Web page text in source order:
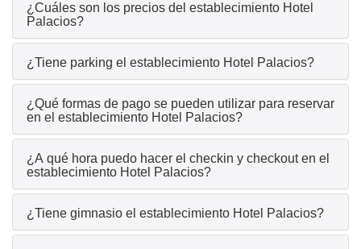
¿Cuáles son los precios del establecimiento Hotel
Palacios?
¿Tiene parking el establecimiento Hotel Palacios?
¿Qué formas de pago se pueden utilizar para reservar
en el establecimiento Hotel Palacios?
¿A qué hora puedo hacer el checkin y checkout en el
establecimiento Hotel Palacios?
¿Tiene gimnasio el establecimiento Hotel Palacios?